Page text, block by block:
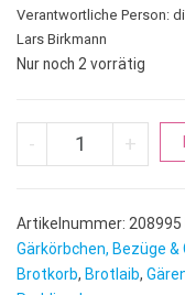
Verantwortliche Person:
Lars Birkmann
Nur noch 2 vorrätig
- Gärkörbchen
+
Artikelnummer: 208995
Gärkörbchen, Bezüge &
Brotkorb, Brotlaib,